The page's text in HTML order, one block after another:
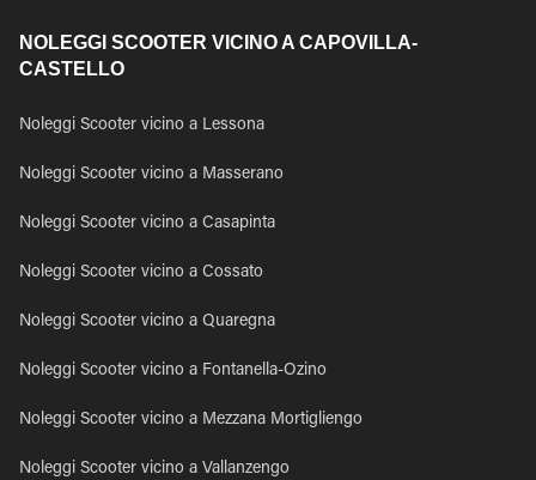
NOLEGGI SCOOTER VICINO A CAPOVILLA-
CASTELLO
Noleggi Scooter vicino a Lessona
Noleggi Scooter vicino a Masserano
Noleggi Scooter vicino a Casapinta
Noleggi Scooter vicino a Cossato
Noleggi Scooter vicino a Quaregna
Noleggi Scooter vicino a Fontanella-Ozino
Noleggi Scooter vicino a Mezzana Mortigliengo
Noleggi Scooter vicino a Vallanzengo